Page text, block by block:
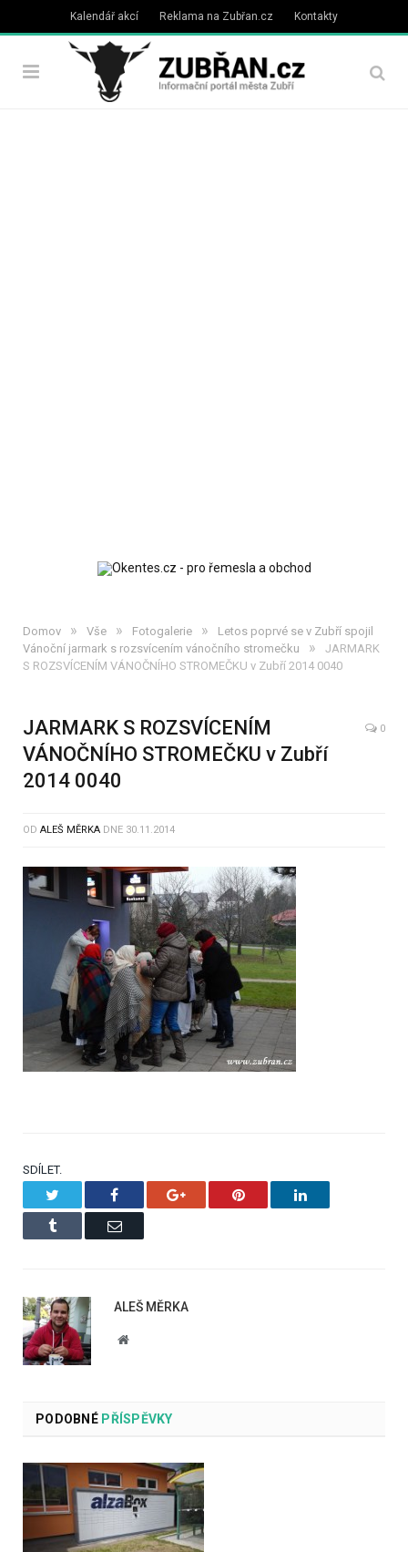
Kalendář akcí Reklama na Zubřan.cz Kontakty
Domov » Vše » Fotogalerie »
Letos poprvé se v Zubří spojil
Vánoční jarmark s rozsvícením vánočního stromečku
»
JARMARK
S ROZSVÍCENÍM VÁNOČNÍHO STROMEČKU v Zubří 2014 0040
JARMARK S ROZSVÍCENÍM
VÁNOČNÍHO STROMEČKU v Zubří
2014 0040
0
OD ALEŠ MĚRKA DNE 30.11.2014
SDÍLET.
Facebook Google+ Pinterest LinkedIn
Tumblr Email
ALEŠ MĚRKA
Website
PODOBNÉPŘÍSPĚVKY